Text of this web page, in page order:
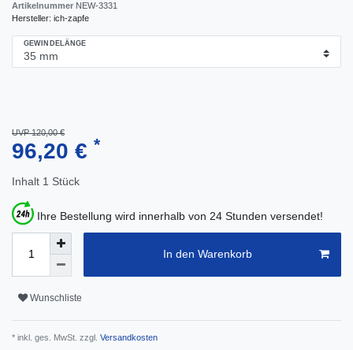
Artikelnummer NEW-3331
Hersteller: ich-zapfe
GEWINDELÄNGE
UVP 120,00 €
96,20 € *
Inhalt 1 Stück
Ihre Bestellung wird innerhalb von 24 Stunden versendet!
In den Warenkorb
Wunschliste
* inkl. ges. MwSt. zzgl. Versandkosten